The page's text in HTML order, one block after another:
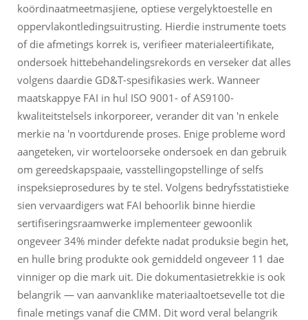
koördinaatmeetmasjiene, optiese vergelyktoestelle en
oppervlakontledingsuitrusting. Hierdie instrumente toets
of die afmetings korrek is, verifieer materialeertifikate,
ondersoek hittebehandelingsrekords en verseker dat alles
volgens daardie GD&T-spesifikasies werk. Wanneer
maatskappye FAI in hul ISO 9001- of AS9100-
kwaliteitstelsels inkorporeer, verander dit van 'n enkele
merkie na 'n voortdurende proses. Enige probleme word
aangeteken, vir worteloorseke ondersoek en dan gebruik
om gereedskapspaaie, vasstellingopstellinge of selfs
inspeksieprosedures by te stel. Volgens bedryfsstatistieke
sien vervaardigers wat FAI behoorlik binne hierdie
sertifiseringsraamwerke implementeer gewoonlik
ongeveer 34% minder defekte nadat produksie begin het,
en hulle bring produkte ook gemiddeld ongeveer 11 dae
vinniger op die mark uit. Die dokumentasietrekkie is ook
belangrik — van aanvanklike materiaaltoetsevelle tot die
finale metings vanaf die CMM. Dit word veral belangrik